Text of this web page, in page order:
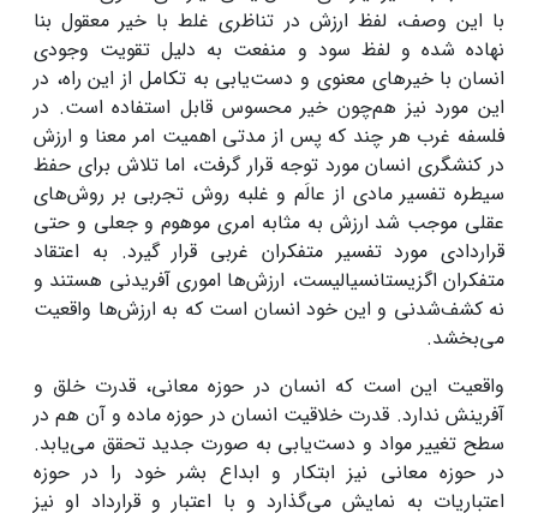
با این وصف، لفظ ارزش در تناظری غلط با خیر معقول بنا
نهاده شده و لفظ سود و منفعت به دلیل تقویت وجودی
انسان با خیرهای معنوی و دست‌یابی به تکامل از این راه، در
این مورد نیز هم‌چون خیر محسوس قابل استفاده است. در
فلسفه غرب هر چند که پس از مدتی اهمیت امر معنا و ارزش
در کنشگری انسان مورد توجه قرار گرفت، اما تلاش برای حفظ
سیطره تفسیر مادی از عالَم و غلبه روش تجربی بر روش‌های
عقلی موجب شد ارزش به مثابه امری موهوم و جعلی و حتی
قراردادی مورد تفسیر متفکران غربی قرار گیرد. به اعتقاد
متفکران اگزیستانسیالیست، ارزش‌ها اموری آفریدنی هستند و
نه کشف‌شدنی و این خود انسان است که به ارزش‌ها واقعیت
می‌بخشد.
واقعیت این است که انسان در حوزه معانی، قدرت خلق و
آفرینش ندارد. قدرت خلاقیت انسان در حوزه ماده و آن هم در
سطح تغییر مواد و دست‌یابی به صورت جدید تحقق می‌یابد.
در حوزه معانی نیز ابتکار و ابداع بشر خود را در حوزه
اعتباریات به نمایش می‌گذارد و با اعتبار و قرارداد او نیز